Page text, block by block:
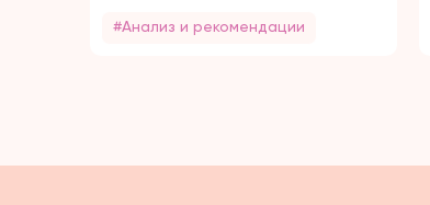
#Анализ и рекомендации